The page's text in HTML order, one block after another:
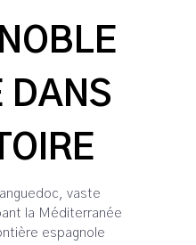
DANS
vaste
la Méditerranée
espagnole